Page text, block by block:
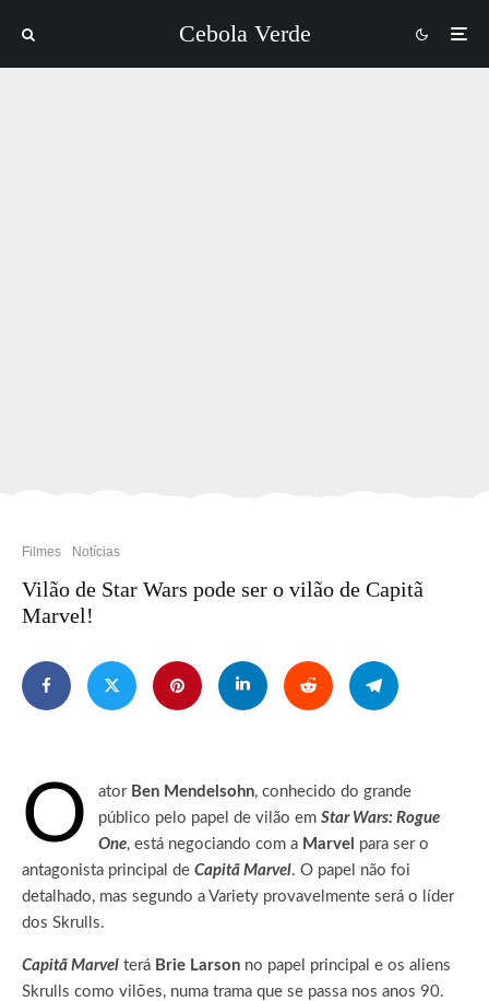
Cebola Verde
Filmes Notícias
Vilão de Star Wars pode ser o vilão de Capitã
Marvel!
O ator Ben Mendelsohn, conhecido do grande
público pelo papel de vilão em Star Wars: Rogue
One, está negociando com a Marvel para ser o
antagonista principal de Capitã Marvel. O papel não foi
detalhado, mas segundo a Variety provavelmente será o líder
dos Skrulls.
Capitã Marvel terá Brie Larson no papel principal e os aliens
Skrulls como vilões, numa trama que se passa nos anos 90.